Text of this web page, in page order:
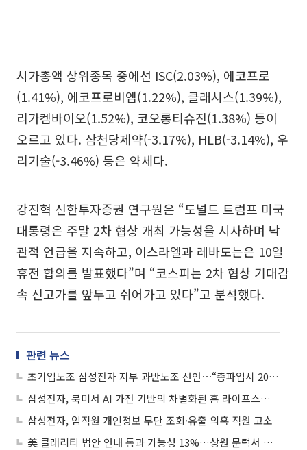
시가총액 상위종목 중에선 ISC(2.03%), 에코프로
(1.41%), 에코프로비엠(1.22%), 클래시스(1.39%),
리가켐바이오(1.52%), 코오롱티슈진(1.38%) 등이
오르고 있다. 삼천당제약(-3.17%), HLB(-3.14%), 우
리기술(-3.46%) 등은 약세다.
강진혁 신한투자증권 연구원은 “도널드 트럼프 미국
대통령은 주말 2차 협상 개최 가능성을 시사하며 낙
관적 언급을 지속하고, 이스라엘과 레바도는은 10일
휴전 합의를 발표했다”며 “코스피는 2차 협상 기대감
속 신고가를 앞두고 쉬어가고 있다”고 분석했다.
관련 뉴스
초기업노조 삼성전자 지부 과반노조 선언⋯“총파업시 20조~30조 손실 가능”
삼성전자, 북미서 AI 가전 기반의 차별화된 홈 라이프스타일 제시
삼성전자, 임직원 개인정보 무단 조회·유출 의혹 직원 고소
美 클래리티 법안 연내 통과 가능성 13%…상원 문턱서 제동